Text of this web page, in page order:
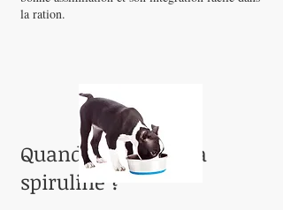
la ration.
Quand privilégier la
spiruline ?